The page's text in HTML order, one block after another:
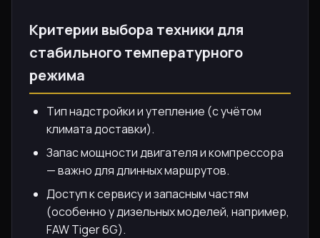
Критерии выбора техники для
стабильного температурного
режима
Тип надстройки и утепление (с учётом
климата доставки).
Запас мощности двигателя и компрессора
— важно для длинных маршрутов.
Доступ к сервису и запасным частям
(особенно у дизельных моделей, например,
FAW Tiger 6G).